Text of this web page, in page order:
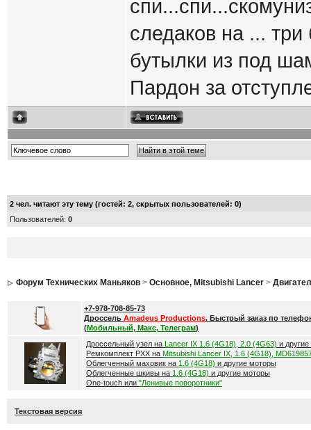
следаков на ...
бутылки из под
Пардон за
2чел. читают эту тему (гостей: 2, скрытых пользователей: 0)
Пользователей: 0
Форум Технических Маньяков> Основное, Mitsubishi Lancer>
+7-978-708-85-73
Дроссель Amadeus Productions. Быстрый заказ по
(Мобильный, Макс, Телеграм)
Дроссельный узел на Lancer IX 1.6 (4G18), 2.0 (4G63) и
Ремкомплект РХХ на Mitsubishi Lancer IX, 1.6 (4G18),
Облегченный маховик на 1.6 (4G18) и другие моторы
Облегченные шкивы на 1.6 (4G18) и другие моторы
One-touch или "Ленивые поворотники"
Текстовая версия